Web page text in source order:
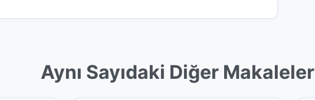
Aynı Sayıdaki Diğer Makaleler